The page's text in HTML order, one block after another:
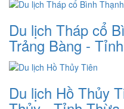
Du lịch Tháp cổ
Trảng Bàng -
Du lịch Hồ Thủy